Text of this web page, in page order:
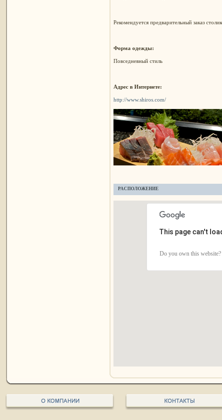
Рекомендуется предварительный заказ
Форма одежды:
Повседневный стиль
Адрес в Интернете:
http://www.shiros.com/
РАСПОЛОЖЕНИЕ
This page can't
Do you own this website?